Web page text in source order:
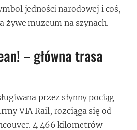
jedności narodowej i coś,
żywe muzeum na szynach.
– główna trasa
przez słynny pociąg
VIA Rail, rozciąga się od
4 466 kilometrów